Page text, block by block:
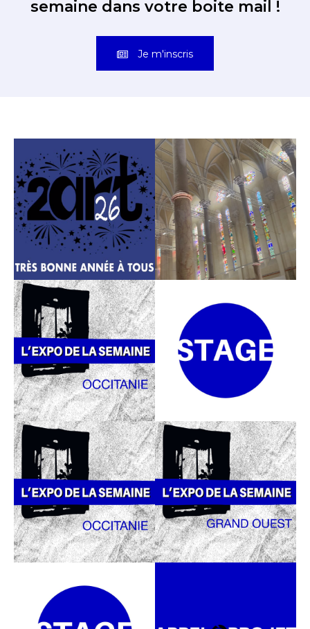
semaine dans votre boite mail !
Je m'inscris